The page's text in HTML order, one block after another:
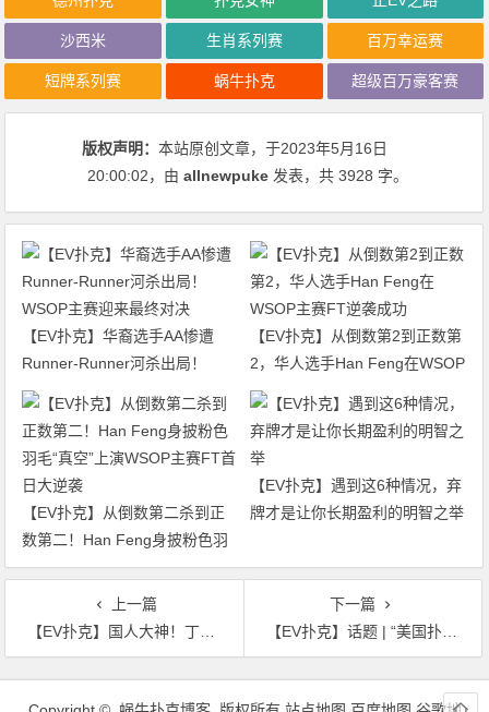
沙西米 生肖系列赛 百万幸运赛
短牌系列赛 蜗牛扑克 超级百万豪客赛
版权声明：本站原创文章，于2023年5月16日
20:00:02，由allnewpuke 发表，共 3928 字。
【EV扑克】华裔选手AA惨遭
Runner-Runner河杀出局！
WSOP主赛迎来最终对决
【EV扑克】从倒数第2到正数第
2，华人选手Han Feng在WSOP
主赛FT逆袭成功
【EV扑克】从倒数第二杀到正
数第二！Han Feng身披粉色羽
毛“真空”上演WSOP主赛FT首日
【EV扑克】遇到这6种情况，弃
牌才是让你长期盈利的明智之举
上一篇
【EV扑克】国人大神！丁彪夺得首个Triton冠军，豪揽奖金54万刀
下一篇
【EV扑克】话题 | “美国扑克之夜”将用一种新的形式于 5 月 15 日回归
文